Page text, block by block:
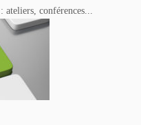
ateliers, conférences...